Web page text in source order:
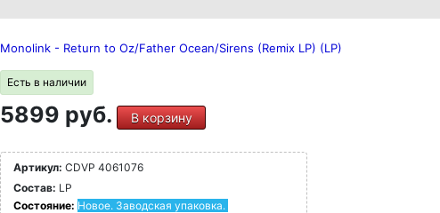
Monolink - Return to Oz/Father Ocean/Sirens (Remix LP) (LP)
Есть в наличии
5899 руб. В корзину
Артикул: CDVP 4061076
Состав: LP
Состояние: Новое. Заводская упаковка.